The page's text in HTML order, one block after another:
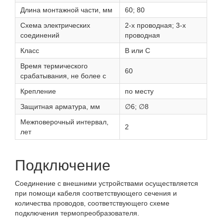
Длина монтажной части, мм
60; 80
Схема электрических
соединений
2-х проводная; 3-х
проводная
Класс
В или С
Время термического
срабатывания, не более с
60
Крепление
по месту
Защитная арматура, мм
∅6; ∅8
Межповерочный интервал,
лет
2
Подключение
Соединение с внешними устройствами осуществляется
при помощи кабеля соответствующего сечения и
количества проводов, соответствующего схеме
подключения термопреобразователя.